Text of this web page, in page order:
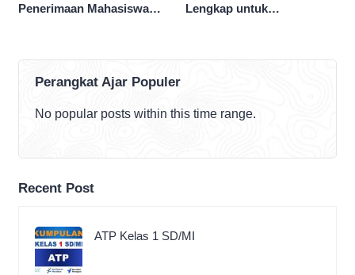
Penerimaan Mahasiswa
Lengkap untuk
Perangkat Ajar Populer
No popular posts within this time range.
Recent Post
ATP Kelas 1 SD/MI